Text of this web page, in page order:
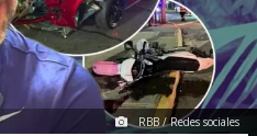
RBB / Redes sociales